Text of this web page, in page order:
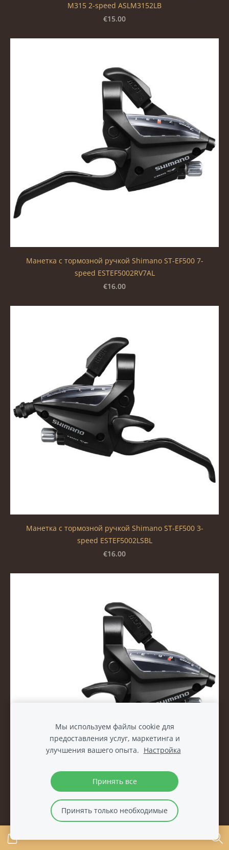
M315 2-speed ASLM3152LB
€15.00
Манетка с тормозной ручкой Shimano ST-EF500 7-
speed ESTEF5002RV7AL
€16.00
Манетка с тормозной ручкой Shimano ST-EF500 3-
speed ESTEF5002LSBL
€16.00
speed ESTEF5002RV8AL
€20.00
Мы используем файлы cookie для
предоставления услуг, маркетинга и
улучшения вашего опыта. Настройка
Принять все
Принять только необходимые